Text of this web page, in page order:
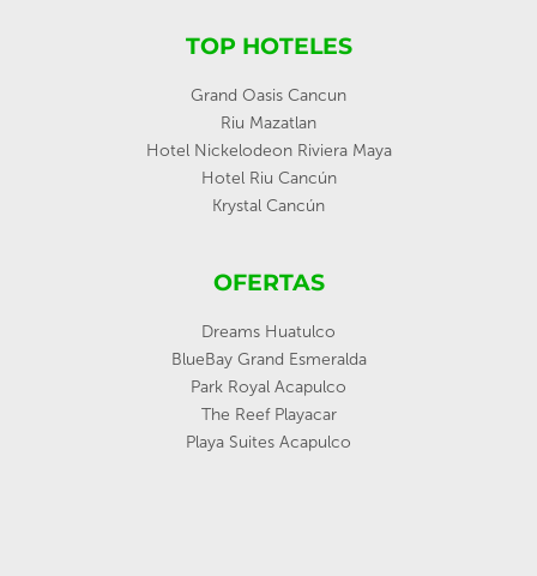
TOP HOTELES
Grand Oasis Cancun
Riu Mazatlan
Hotel Nickelodeon Riviera Maya
Hotel Riu Cancún
Krystal Cancún
OFERTAS
Dreams Huatulco
BlueBay Grand Esmeralda
Park Royal Acapulco
The Reef Playacar
Playa Suites Acapulco